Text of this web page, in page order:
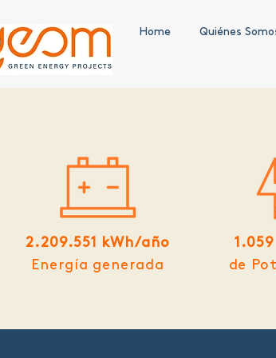
Home Quiénes
2.209.551 kWh/año
Energía generada
de